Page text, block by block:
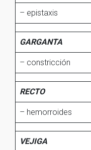
– epistaxis
GARGANTA
– constricción
RECTO
– hemorroides
VEJIGA